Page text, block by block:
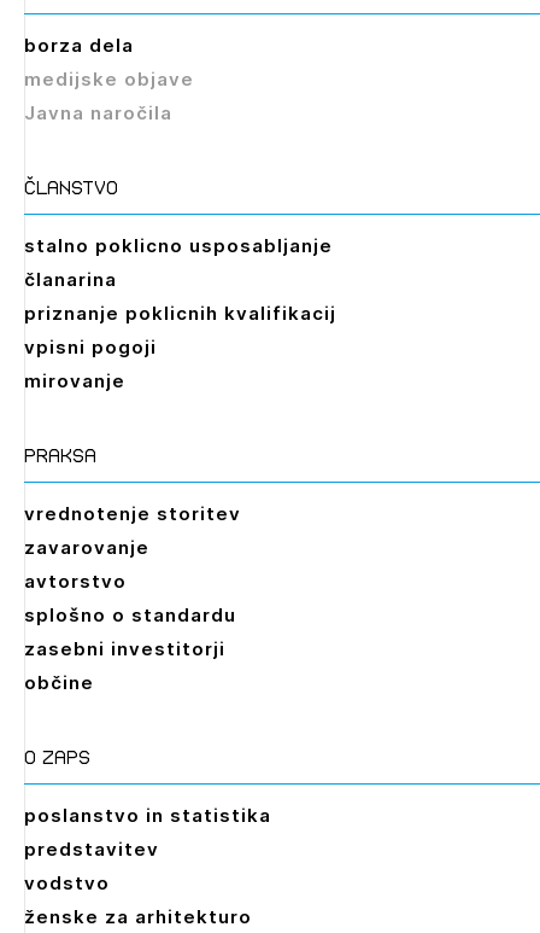
dostopate, se je potrebno prijaviti.
PRIJAVITE SE
borza dela
medijske objave
Javna naročila
članstvo
stalno poklicno usposabljanje
članarina
priznanje poklicnih kvalifikacij
vpisni pogoji
mirovanje
praksa
vrednotenje storitev
zavarovanje
avtorstvo
splošno o standardu
zasebni investitorji
občine
O zaps
poslanstvo in statistika
predstavitev
vodstvo
ženske za arhitekturo